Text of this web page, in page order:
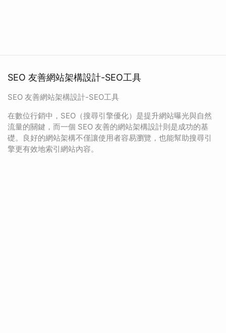
SEO 友善網站架構設計-SEO工具
SEO 友善網站架構設計-SEO工具
在數位行銷中，SEO（搜尋引擎優化）是提升網站曝光與自然
流量的關鍵，而一個 SEO 友善的網站架構設計則是成功的基
礎。良好的網站架構不僅讓使用者容易瀏覽，也能幫助搜尋引
擎更有效地索引網站內容。